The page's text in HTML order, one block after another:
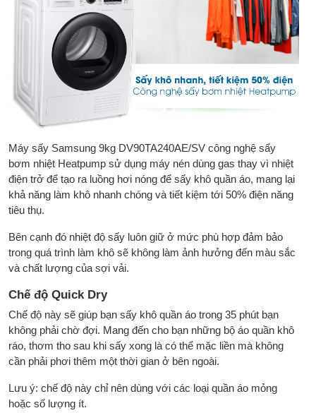
Máy sấy Samsung 9kg DV90TA240AE/SV công nghệ sấy
bơm nhiệt Heatpump sử dụng máy nén dùng gas thay vì nhiệt
điện trở để tạo ra luồng hơi nóng để sấy khô quần áo, mang lại
khả năng làm khô nhanh chóng và tiết kiệm tới 50% điện năng
tiêu thụ.
Bên cạnh đó nhiệt độ sấy luôn giữ ở mức phù hợp đảm bảo
trong quá trình làm khô sẽ không làm ảnh hưởng đến màu sắc
và chất lượng của sợi vải.
Chế độ Quick Dry
Chế độ này sẽ giúp bạn sấy khô quần áo trong 35 phút bạn
không phải chờ đợi. Mang đến cho bạn những bộ áo quần khô
ráo, thơm tho sau khi sấy xong là có thể mặc liền mà không
cần phải phơi thêm một thời gian ở bên ngoài.
Lưu ý: chế độ này chỉ nên dùng với các loại quần áo mỏng
hoặc số lượng ít.
Bảo hành: